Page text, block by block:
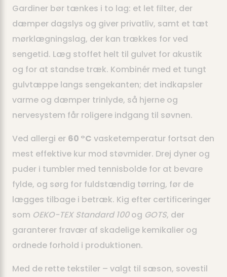
Gardiner bør tænkes i to lag: et let filter, der
dæmper dagslys og giver privatliv, samt et tæt
mørklægningslag, der kan trækkes for ved
sengetid. Læg stoffet helt til gulvet for akustik
og for at standse træk. Kombinér med et tungt
gulvtæppe langs sengekanten; det indkapsler
varme og dæmper trinlyde, så hjerne og
nervesystem får roligere indgang til søvnen.
Ved allergi er 60 °C vasketemperatur fortsat den
mest effektive kur mod støvmider. Drej dyner og
puder i tumbler med tennisbolde for at bevare
fylde, og sørg for fuldstændig tørring, før de
lægges tilbage i betræk. Kig efter certificeringer
som OEKO-TEX Standard 100og GOTS, der
garanterer fravær af skadelige kemikalier og
ordnede forhold i produktionen.
Med de rette tekstiler – valgt til sæson, sovestil